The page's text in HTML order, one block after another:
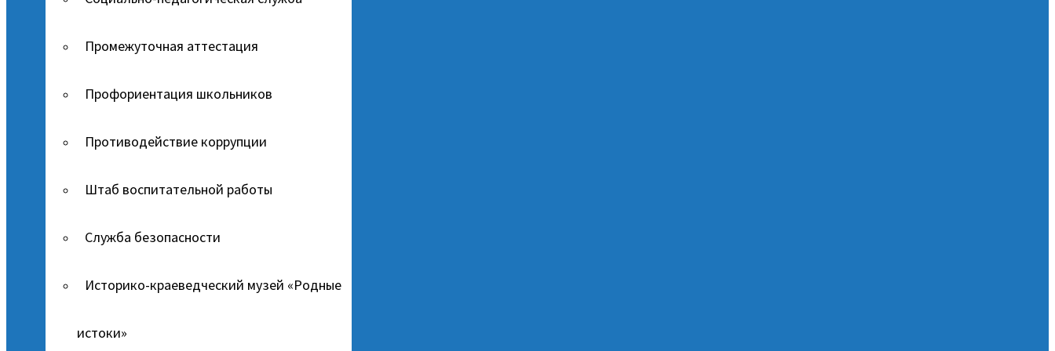
Промежуточная аттестация
Профориентация школьников
Противодействие коррупции
Штаб воспитательной работы
Служба безопасности
Историко-краеведческий музей «Родные
истоки»